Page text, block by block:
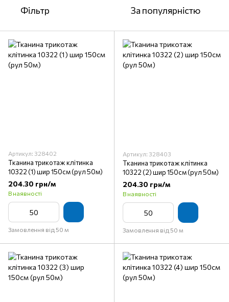
Фільтр За популярністю
Артикул: 328402
Тканина трикотаж клітинка
10322 (1) шир 150см (рул 50м)
204.30 грн/м
В наявності
Замовлення від 50 м
Артикул: 328403
Тканина трикотаж клітинка
10322 (2) шир 150см (рул 50м)
204.30 грн/м
В наявності
Замовлення від 50 м